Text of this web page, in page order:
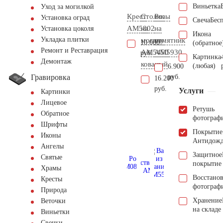
Уход за могилкой
Установка оград
Установка цоколя
Укладка плитки
Ремонт и Реставрация
Демонтаж
Гравировка
Картинки
Лицевое
Обратное
Шрифты
Иконы
Ангелы
Святые
Храмы
Кресты
Природа
Веточки
Виньетки
Крест
AM5802
10.000
руб.
Столик
на
могилу
AM5450
кованый
16.200
руб.
Розы
на
памятник
AM5930
6.900
руб.
Виньетка
Свеча
Икона
Картинка
(любая)
Услуги
Ретушь
Покрытие
Защитное
покрытие
Хранение
на складе